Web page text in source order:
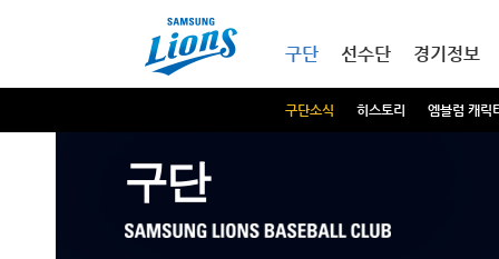
구단
구단소식 히스토리 엠블럼 캐릭
선수단 경기정보
구단